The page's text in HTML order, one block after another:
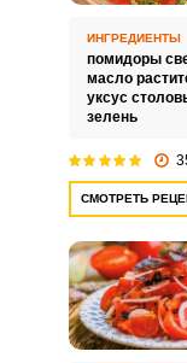
ИНГРЕДИЕНТЫ
помидоры
масло
уксус
зелень
СМОТРЕТЬ